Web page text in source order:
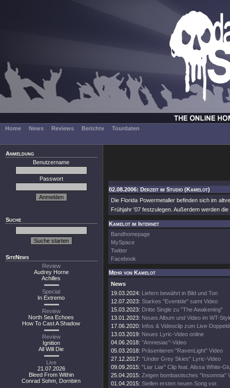
Home News Reviews Berichte Tourdaten
Anmeldung
Benutzername
Passwort
Suche
SiteNews
Review
Audrey Horne
Achilles
Special
In Extremo
Review
North Sea Echoes
How To Cast A Shadow
Review
Ignition
All Will Die
Live
21.07.2026
Bleed From Within
Conrad Sohm, Dornbirn
02.08.2006: Derzeit im Studio (Kamelot)
Die Florida Powermetaller befinden sich im
Frühjahr '07 festzulegen. Außerdem werden
Kamelot im Internet
Bandhomepage
MySpace
Twitter
Facebook
Mehr von Kamelot
News
19.03.2024: Liefern bewährt in Bild und Ton
12.07.2023: Starkes "Eventide" samt Video
15.03.2023: Dritte Single zu "The Awakening"
13.01.2023: Neues Album und Video im WT-
17.06.2020: Infos & Videoclip zum Live-
13.03.2019: Neues Lyric-Video online
04.06.2018: "Amnesiac"-Video
05.03.2018: Präsentieren "RavenLight" Video
27.12.2017: "Under Grey Skies" Lyric-Video
09.09.2015: "Liar Liar" Clip feat. Alissa White-
25.04.2015: Zeigen bombastisches "Insomnia"
01.04.2015: Stellen ersten neuen Song vor.